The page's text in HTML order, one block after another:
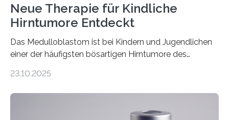
Neue Therapie für Kindliche
Hirntumore Entdeckt
Das Medulloblastom ist bei Kindern und Jugendlichen
einer der häufigsten bösartigen Hirntumore des
Betroffenen können mit heutigen Methoden geheilt
Dringend benötigt werden zielgerichtete Therapien, die
23.10.2025